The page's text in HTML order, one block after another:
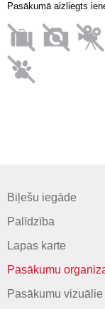
Pasākumā aizliegts
Biļešu iegāde
Palīdzība
Lapas karte
Pasākumu
Pasākumu